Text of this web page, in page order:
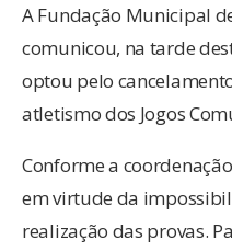
A Fundação Municipal
comunicou, na tarde
optou pelo
atletismo dos Jogos
Conforme a
em virtude da
realização das provas.